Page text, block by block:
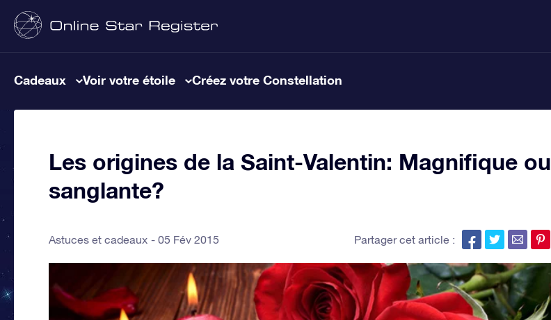
Cadeaux Voir votre étoile Créez votre Constellation
Les origines de la Saint-Valentin: Magnifique ou
sanglante?
Astuces et cadeaux 05 Fév 2015 Partager cet article :